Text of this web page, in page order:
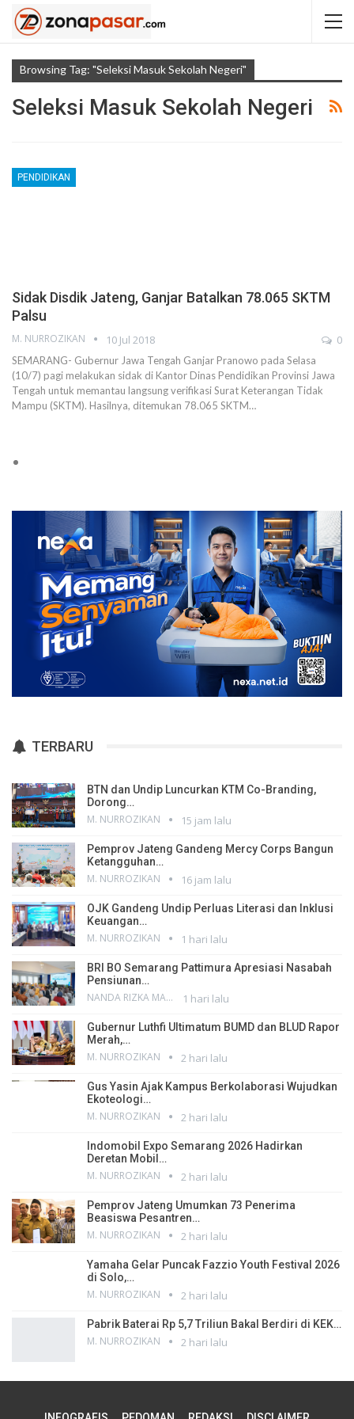
Browsing Tag: "Seleksi Masuk Sekolah Negeri"
Seleksi Masuk Sekolah Negeri
PENDIDIKAN
Sidak Disdik Jateng, Ganjar Batalkan 78.065 SKTM
Palsu
M. NURROZIKAN 10 Jul 2018 0
SEMARANG- Gubernur Jawa Tengah Ganjar Pranowo pada Selasa
(10/7) pagi melakukan sidak di Kantor Dinas Pendidikan Provinsi Jawa
Tengah untuk memantau langsung verifikasi Surat Keterangan Tidak
Mampu (SKTM). Hasilnya, ditemukan 78.065 SKTM…
TERBARU
BTN dan Undip Luncurkan KTM Co-Branding,
Dorong…
M. NURROZIKAN 15 jam lalu
Pemprov Jateng Gandeng Mercy Corps Bangun
Ketangguhan…
M. NURROZIKAN 16 jam lalu
OJK Gandeng Undip Perluas Literasi dan Inklusi
Keuangan…
M. NURROZIKAN 1 hari lalu
BRI BO Semarang Pattimura Apresiasi Nasabah
Pensiunan…
NANDA RIZKA MAHENDRA 1 hari lalu
Gubernur Luthfi Ultimatum BUMD dan BLUD Rapor
Merah,…
M. NURROZIKAN 2 hari lalu
Gus Yasin Ajak Kampus Berkolaborasi Wujudkan
Ekoteologi…
M. NURROZIKAN 2 hari lalu
Indomobil Expo Semarang 2026 Hadirkan
Deretan Mobil…
M. NURROZIKAN 2 hari lalu
Pemprov Jateng Umumkan 73 Penerima
Beasiswa Pesantren…
M. NURROZIKAN 2 hari lalu
Yamaha Gelar Puncak Fazzio Youth Festival 2026
di Solo,…
M. NURROZIKAN 2 hari lalu
Pabrik Baterai Rp 5,7 Triliun Bakal Berdiri di KEK…
M. NURROZIKAN 2 hari lalu